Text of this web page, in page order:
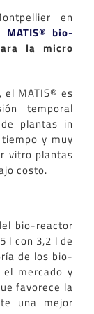
en
MATIS® bio-
la micro
el MATIS® es
temporal
plantas in
y muy
vitro plantas
costo.
bio-reactor
l con 3,2 l de
de los bio-
el mercado y
favorece la
una mejor